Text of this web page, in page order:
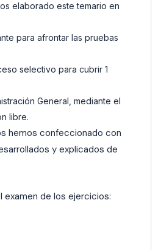
elaborado este temario en
para afrontar las pruebas
selectivo para cubrir 1
General, mediante el
libre.
hemos confeccionado con
y explicados de
examen de los ejercicios: